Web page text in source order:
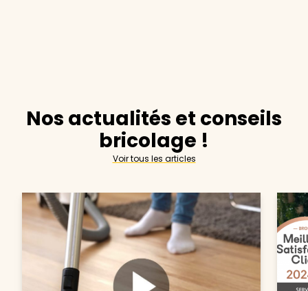
Nos actualités et conseils
bricolage !
Voir tous les articles